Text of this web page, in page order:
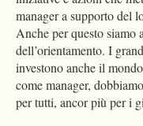
manager a supporto del
Anche per questo siamo
dell’orientamento. I
investono anche il
come manager,
per tutti, ancor più per i